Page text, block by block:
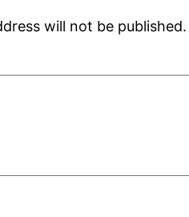
will not be published.